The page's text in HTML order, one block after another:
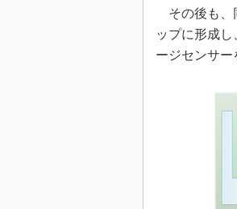
その後も、
ップに形成
ージセンサー